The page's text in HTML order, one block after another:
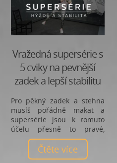
Vražedná supersérie s
5 cviky na pevnější
zadek a lepší stabilitu
Pro pěkný zadek a stehna
musíš pořádně makat a
supersérie jsou k tomuto
účelu přesně to pravé,
jelikož celý trénink odjedeš
bez pauzy. Tuto vražednou
kombinaci cviků si pro tebe
Čtěte více